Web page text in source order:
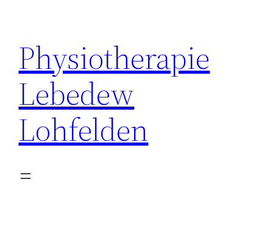
springen
Physiotherapie
Lebedew
Lohfelden